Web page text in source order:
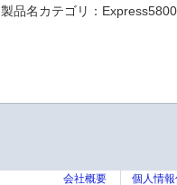
製品名カテゴリ：
会社概要 個人情